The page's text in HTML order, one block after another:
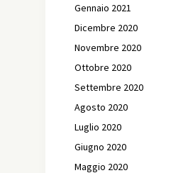
Gennaio 2021
Dicembre 2020
Novembre 2020
Ottobre 2020
Settembre 2020
Agosto 2020
Luglio 2020
Giugno 2020
Maggio 2020